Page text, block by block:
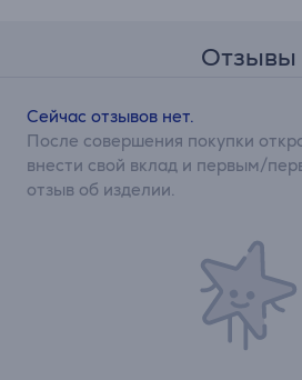
Отзывы
Сейчас отзывов нет.
После совершения покупки
внести свой вклад и первым/
отзыв об изделии.